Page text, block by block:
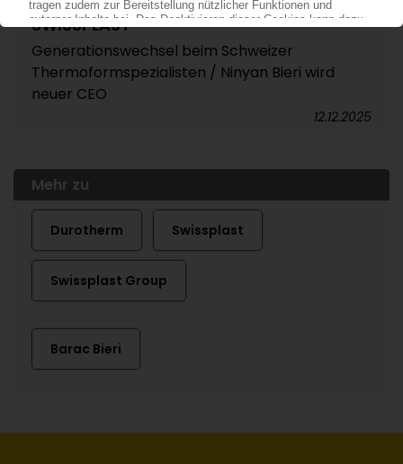
SWISSPLAST
Generationswechsel beim Schweizer
Thermoformspezialisten / Ninyan Bieri wird
neuer CEO
12.12.2025
Mehr zu
Durotherm Swissplast
Swissplast Group
Barac Bieri